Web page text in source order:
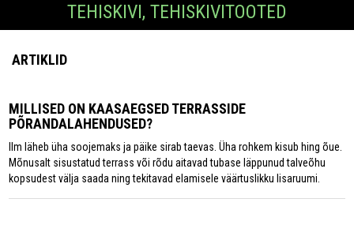
TEHISKIVI, TEHISKIVITOOTED
ARTIKLID
MILLISED ON KAASAEGSED TERRASSIDE
PÕRANDALAHENDUSED?
Ilm läheb üha soojemaks ja päike sirab taevas. Üha rohkem kisub hing õue.
Mõnusalt sisustatud terrass või rõdu aitavad tubase läppunud talveõhu
kopsudest välja saada ning tekitavad elamisele väärtuslikku lisaruumi.